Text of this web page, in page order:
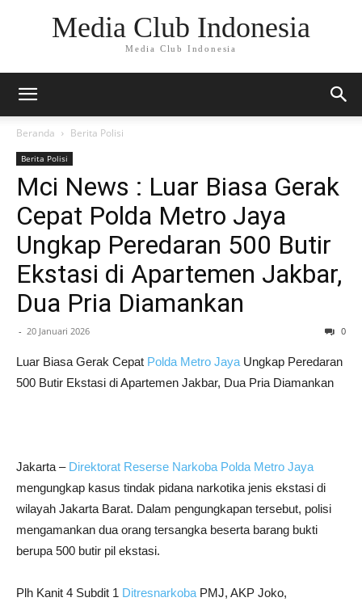
Media Club Indonesia
Media Club Indonesia
Beranda Berita Polisi
Berita Polisi
Mci News : Luar Biasa Gerak
Cepat Polda Metro Jaya
Ungkap Peredaran 500 Butir
Ekstasi di Apartemen Jakbar,
Dua Pria Diamankan
- 20 Januari 2026 0
Luar Biasa Gerak Cepat Polda Metro Jaya Ungkap Peredaran
500 Butir Ekstasi di Apartemen Jakbar, Dua Pria Diamankan
Jakarta – Direktorat Reserse Narkoba Polda Metro Jaya
mengungkap kasus tindak pidana narkotika jenis ekstasi di
wilayah Jakarta Barat. Dalam pengungkapan tersebut, polisi
mengamankan dua orang tersangka beserta barang bukti
berupa 500 butir pil ekstasi.
Plh Kanit 4 Subdit 1 Ditresnarkoba PMJ, AKP Joko,